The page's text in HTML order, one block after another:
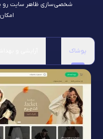
شخصی‌سازی ظاهر سایت رو
پوشاک